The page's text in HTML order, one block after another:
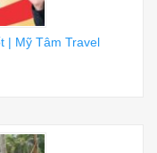
| Mỹ Tâm Travel